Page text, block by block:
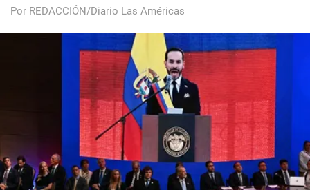
Por REDACCIÓN/Diario Las Américas